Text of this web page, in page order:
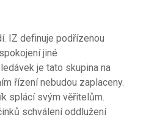
IZ definuje podřízenou
jiné
je tato skupina na
řízení nebudou zaplaceny.
splácí svým věřitelům.
schválení oddlužení